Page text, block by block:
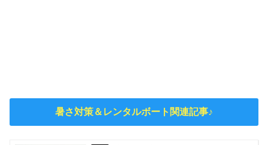
暑さ対策＆レンタルボート関連記事♪